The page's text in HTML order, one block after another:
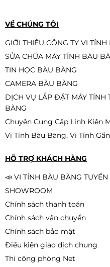
VỀ CHÚNG TÔI
GIỚI THIỆU CÔNG TY VI
SỬA CHỮA MÁY TÍNH BÀU
TIN HỌC BÀU BÀNG
CAMERA BÀU BÀNG
DỊCH VỤ LẮP ĐẶT MÁY TÍNH
BÀNG
Chuyên Cung Cấp Linh Kiện
Vi Tính Bàu Bàng, Vi Tính
HỖ TRỢ KHÁCH HÀNG
📣 VI TÍNH BÀU BÀNG
SHOWROOM
Chính sách thanh toán
Chính sách vận chuyển
Chính sách bảo mật
Điều kiện giao dịch chung
Thi công phòng Net